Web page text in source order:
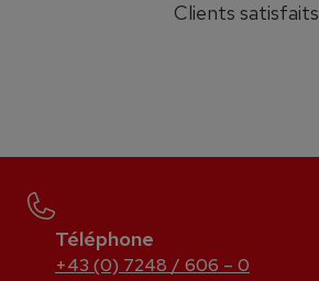
Clients satisfaits
Téléphone
+43 (0) 7248 / 606 – 0